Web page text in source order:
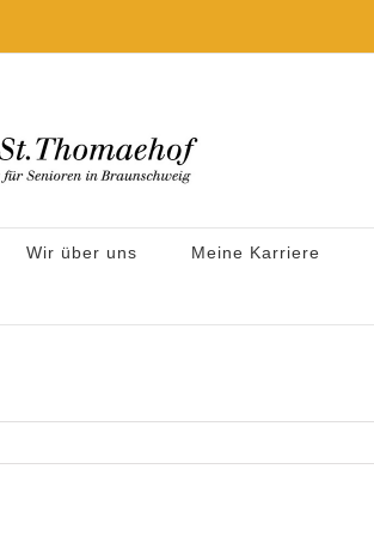
Wir über uns Meine Karriere